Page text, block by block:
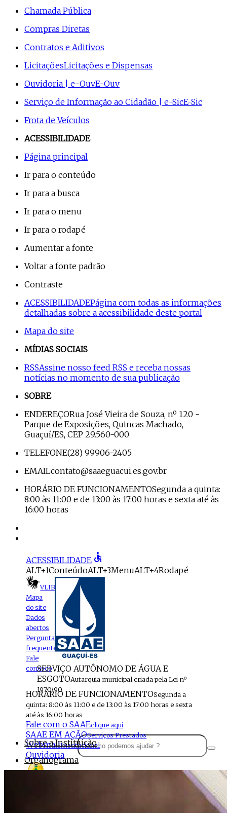
Chamada Pública
Compras Diretas
Contratos e Aditivos
LicitaçõesLicitações e Dispensas
Ouvidoria | e-OuvE-Ouv
Serviço de Informação ao Cidadão | e-SicE-Sic
Frota de Veículos
ACESSIBILIDADE
Página principal
Ir para o conteúdo
Ir para a busca
Ir para o menu
Ir para o rodapé
Aumentar a fonte
Voltar a fonte padrão
Contraste
ACESSIBILIDADEPágina com todas as informações
detalhadas sobre a acessibilidade deste portal
Mapa do site
MÍDIAS SOCIAIS
RSSAssine nosso feed RSS e receba nossas
notícias no momento de sua publicação
SOBRE
ENDEREÇORua José Vieira de Souza, nº 120 -
Parque de Exposições, Quincas Machado,
Guaçuí/ES, CEP 29.560-000
TELEFONE(28) 99906-2405
EMAILcontato@saaeguacui.es.gov.br
HORÁRIO DE FUNCIONAMENTOSegunda a quinta:
8:00 às 11:00 e de 13:00 às 17:00 horas e sexta até às
16:00 horas
ACESSIBILIDADE accessible
ALT+1ConteúdoALT+3MenuALT+4Rodapé
VLIBRAS
Mapa
do site
Dados
abertos
Perguntas
frequentes
Fale
conosco
SERVIÇO AUTÔNOMO DE ÁGUA E
ESGOTOAutarquia municipal criada pela Lei nº
1970/90
HORÁRIO DE FUNCIONAMENTOSegunda a
quinta: 8:00 às 11:00 e de 13:00 às 17:00 horas e sexta
até às 16:00 horas
Fale com o SAAEclique aqui
SAAE EM AÇÃOServiços Prestados
WebmailInstitucional
Ouvidoria
Sobre a Instituição
Organograma